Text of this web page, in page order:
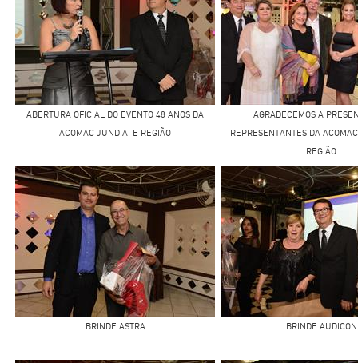
ABERTURA OFICIAL DO EVENTO 48 ANOS DA
ACOMAC JUNDIAI E REGIÃO
AGRADECEMOS A
REPRESENTANTES DA
REGIÃO
BRINDE ASTRA BRINDE AUDICON